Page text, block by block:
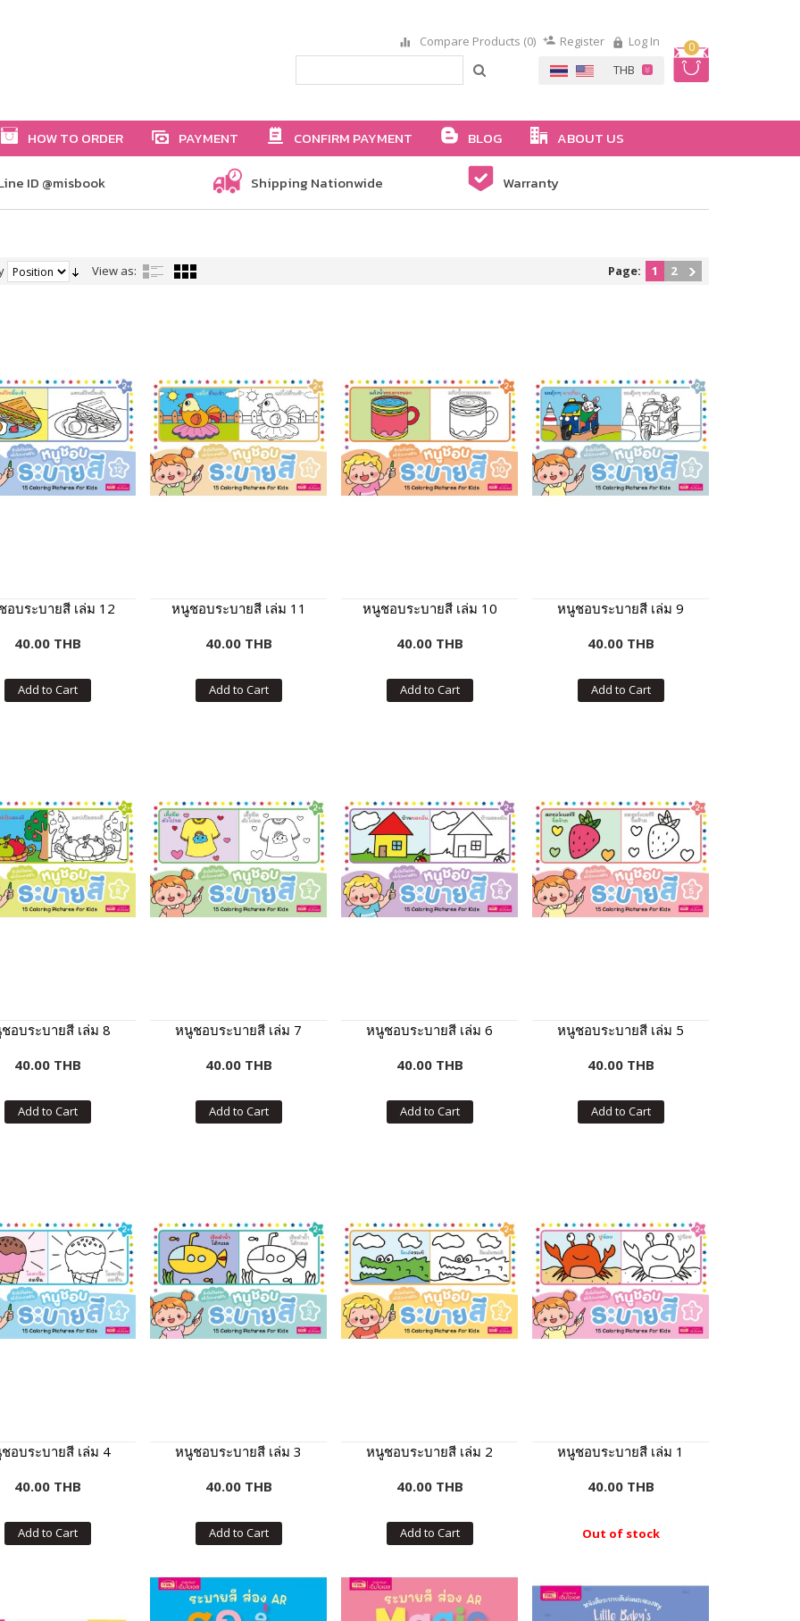
0
Compare Products (0) Register Log In
HOW TO ORDER PAYMENT CONFIRM PAYMENT BLOG ABOUT US
ID @misbook Shipping Nationwide Warranty
View as: Page: 1 2
อบระบายสี เล่ม 12
40.00 THB
Add to Cart
หนูชอบระบายสี เล่ม 11
40.00 THB
Add to Cart
หนูชอบระบายสี เล่ม 10
40.00 THB
Add to Cart
หนูชอบระบายสี เล่ม 9
40.00 THB
Add to Cart
อบระบายสี เล่ม 8
40.00 THB
Add to Cart
หนูชอบระบายสี เล่ม 7
40.00 THB
Add to Cart
หนูชอบระบายสี เล่ม 6
40.00 THB
Add to Cart
หนูชอบระบายสี เล่ม 5
40.00 THB
Add to Cart
อบระบายสี เล่ม 4
40.00 THB
Add to Cart
หนูชอบระบายสี เล่ม 3
40.00 THB
Add to Cart
หนูชอบระบายสี เล่ม 2
40.00 THB
Add to Cart
หนูชอบระบายสี เล่ม 1
40.00 THB
Out of stock